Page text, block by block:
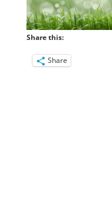
Share this:
Share